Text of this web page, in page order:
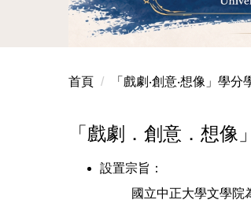
本系通過教育部115玉山學者
首頁 「戲劇‧創意‧想像」學分
「戲劇．創意．想
設置宗旨：
國立中正大學文學院